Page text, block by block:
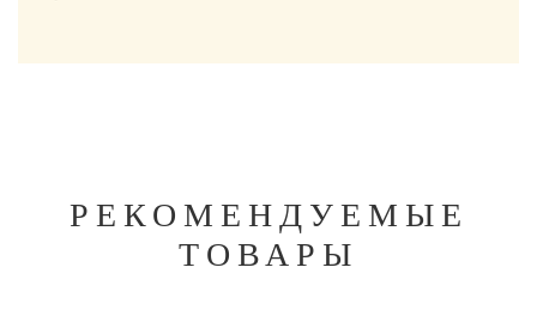
РЕКОМЕНДУЕМЫЕ
ТОВАРЫ